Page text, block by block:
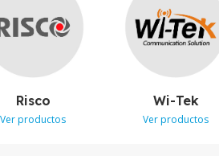
Risco
Ver productos
Wi-Tek
Ver productos